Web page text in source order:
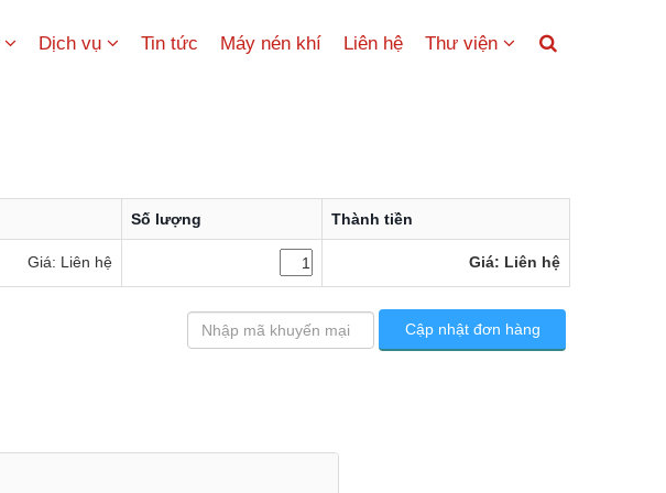
Dịch vụ Tin tức Máy nén khí Liên hệ Thư viện
Số lượng Thành tiền
Giá: Liên hệ Giá: Liên hệ